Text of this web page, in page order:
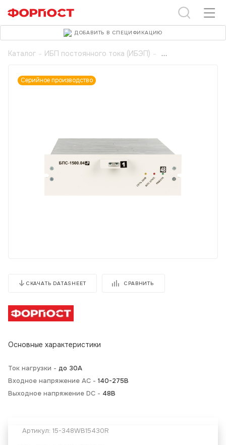
Каталог - ИБП постоянного тока (ИБЭП) -
Серийное производство
СКАЧАТЬ DATASHEET СРАВНИТЬ
Основные характеристики
Ток нагрузки - до 30А
Входное напряжение AC - 140-275В
Выходное напряжение DC - 48В
Артикул: 15-348WB15430R
ДОБАВИТЬ В СПЕЦИФИКАЦИЮ